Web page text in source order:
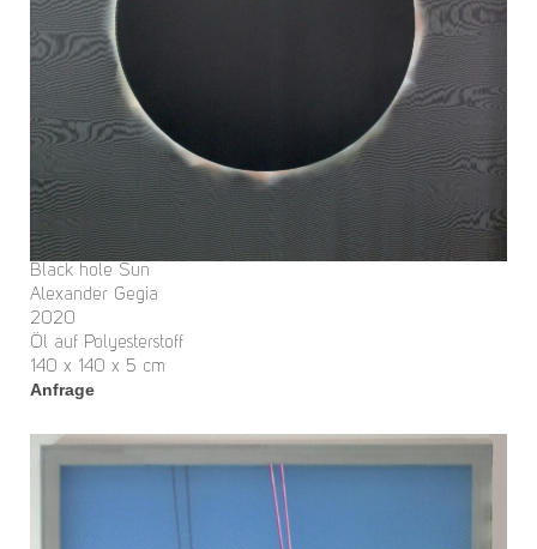
Black hole Sun
Alexander Gegia
2020
Öl auf Polyesterstoff
140 x 140 x 5 cm
Anfrage